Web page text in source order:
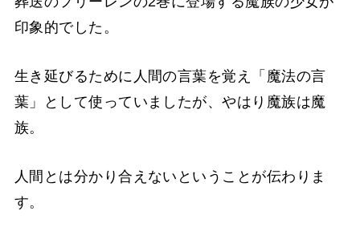
印象的でした。
生き延びるために人間の言葉を覚え「魔法の言
葉」として使っていましたが、やはり魔族は魔
族。
人間とは分かり合えないということが伝わりま
す。